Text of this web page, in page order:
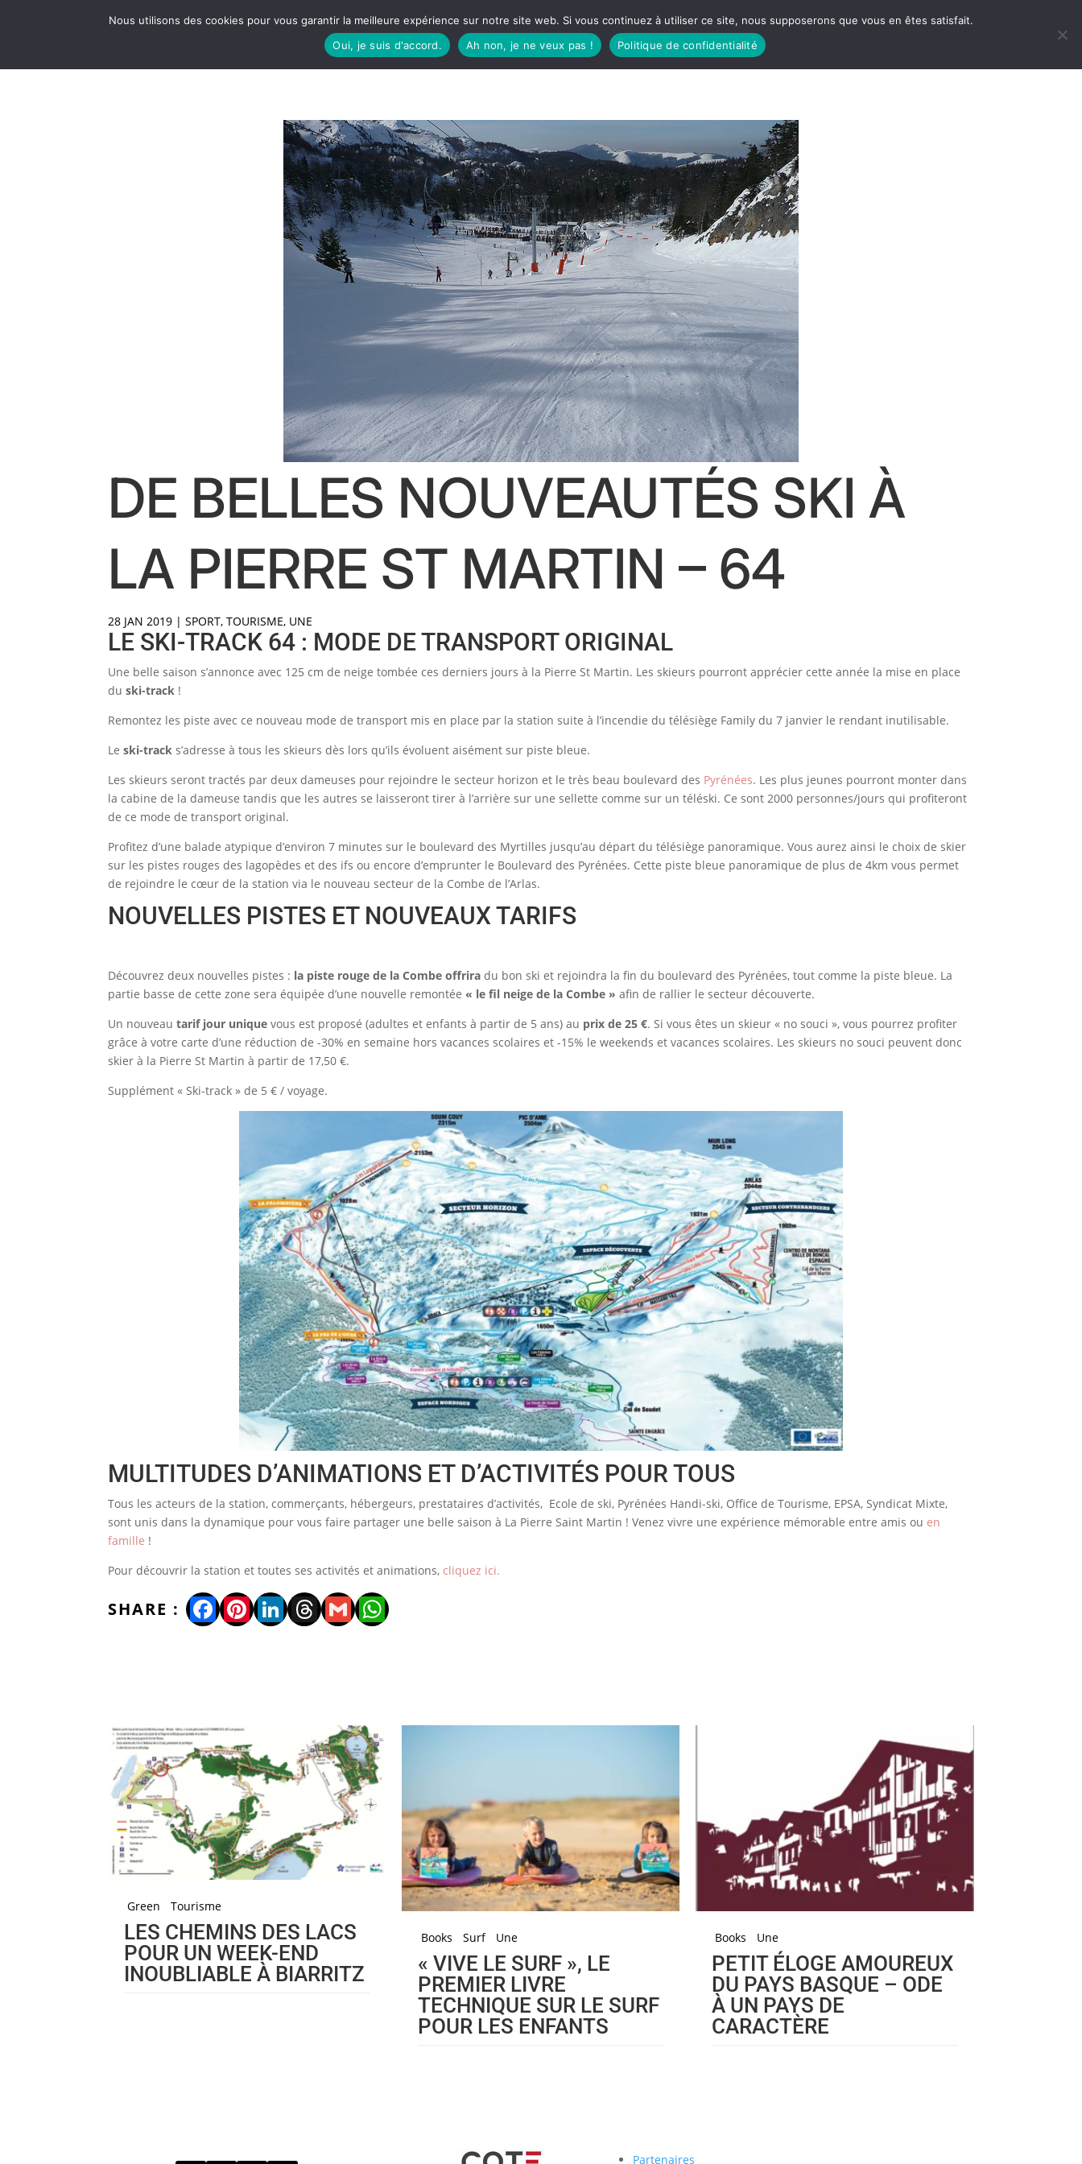
LE STUDIO FÊTES BASQUES À MANGER CÔTÉ SORTIES GREEN LIFE
DE BELLES NOUVEAUTÉS SKI À
LA PIERRE ST MARTIN – 64
28 JAN 2019 |SPORT,TOURISME, UNE
LE SKI-TRACK 64 : MODE DE TRANSPORT ORIGINAL
Une belle saison s’annonce avec 125 cm de neige tombée ces derniers jours à la Pierre St Martin. Les skieurs pourront apprécier cette année la mise en place
duski-track !
Remontez les piste avec ce nouveau mode de transport mis en place par la station suite à l’incendie du télésiège Family du 7 janvier le rendant inutilisable.
Leski-track s’adresse à tous les skieurs dès lors qu’ils évoluent aisément sur piste bleue.
Les skieurs seront tractés par deux dameuses pour rejoindre le secteur horizon et le très beau boulevard des Pyrénées. Les plus jeunes pourront monter dans
la cabine de la dameuse tandis que les autres se laisseront tirer à l’arrière sur une sellette comme sur un téléski. Ce sont 2000 personnes/jours qui profiteront
de ce mode de transport original.
Profitez d’une balade atypique d’environ 7 minutes sur le boulevard des Myrtilles jusqu’au départ du télésiège panoramique. Vous aurez ainsi le choix de skier
sur les pistes rouges des lagopèdes et des ifs ou encore d’emprunter le Boulevard des Pyrénées. Cette piste bleue panoramique de plus de 4km vous permet
de rejoindre le cœur de la station via le nouveau secteur de la Combe de l’Arlas.
NOUVELLES PISTES ET NOUVEAUX TARIFS
Découvrez deux nouvelles pistes : la piste rouge de la Combe offrira du bon ski et rejoindra la fin du boulevard des Pyrénées, tout comme la piste bleue. La
partie basse de cette zone sera équipée d’une nouvelle remontée « le fil neige de la Combe » afin de rallier le secteur découverte.
Un nouveautarif jour unique vous est proposé (adultes et enfants à partir de 5 ans) au prix de 25 €. Si vous êtes un skieur « no souci », vous pourrez profiter
grâce à votre carte d’une réduction de -30% en semaine hors vacances scolaires et -15% le weekends et vacances scolaires. Les skieurs no souci peuvent donc
skier à la Pierre St Martin à partir de 17,50 €.
Supplément « Ski-track » de 5 € / voyage.
MULTITUDES D’ANIMATIONS ET D’ACTIVITÉS POUR TOUS
Tous les acteurs de la station, commerçants, hébergeurs, prestataires d’activités, Ecole de ski, Pyrénées Handi-ski, Office de Tourisme, EPSA, Syndicat Mixte,
sont unis dans la dynamique pour vous faire partager une belle saison à La Pierre Saint Martin ! Venez vivre une expérience mémorable entre amis ou en
famille !
Pour découvrir la station et toutes ses activités et animations, cliquez ici.
Facebook
Pinterest
LinkedIn
Threads
GmailWhatsApp
Green Tourisme
LES CHEMINS DES LACS
POUR UN WEEK-END
INOUBLIABLE À BIARRITZ
Books Surf Une
« VIVE LE SURF », LE
PREMIER LIVRE
TECHNIQUE SUR LE SURF
POUR LES ENFANTS
Books Une
PETIT ÉLOGE AMOUREUX
DU PAYS BASQUE – ODE
À UN PAYS DE
CARACTÈRE
Partenaires
Nous utilisons des cookies pour vous garantir la meilleure expérience sur notre site web. Si vous continuez à utiliser ce site, nous supposerons que vous en êtes satisfait.
Oui, je suis d'accord.
Ah non, je ne veux pas ! Politique de confidentialité